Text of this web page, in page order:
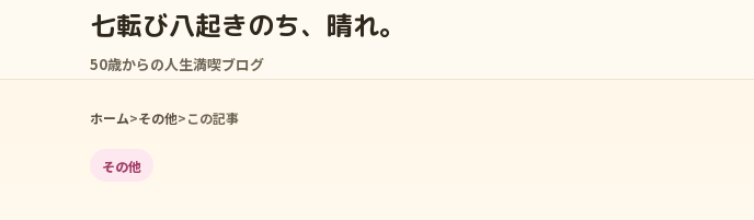
七転び八起きのち、晴れ。
50歳からの人生満喫ブログ
ホーム>その他>この記事
その他